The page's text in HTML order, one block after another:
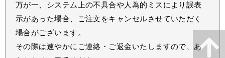
万が一、システム上の不具合や人為的ミスにより誤表
示があった場合、ご注文をキャンセルさせていただく
場合がございます。
その際は速やかにご連絡・ご返金いたしますので、あ